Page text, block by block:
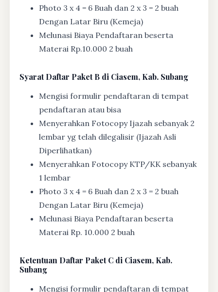
Photo 3 x 4 = 6 Buah dan 2 x 3 = 2 buah
Dengan Latar Biru (Kemeja)
Melunasi Biaya Pendaftaran beserta
Materai Rp.10.000 2 buah
SyaratDaftar Paket B di Ciasem, Kab. Subang
Mengisi formulir pendaftaran di tempat
pendaftaran atau bisa
Menyerahkan Fotocopy Ijazah sebanyak 2
lembar yg telah dilegalisir (Ijazah Asli
Diperlihatkan)
Menyerahkan Fotocopy KTP/KK sebanyak
1 lembar
Photo 3 x 4 = 6 Buah dan 2 x 3 = 2 buah
Dengan Latar Biru (Kemeja)
Melunasi Biaya Pendaftaran beserta
Materai Rp. 10.000 2 buah
Ketentuan Daftar Paket C di Ciasem, Kab.
Subang
Mengisi formulir pendaftaran di tempat